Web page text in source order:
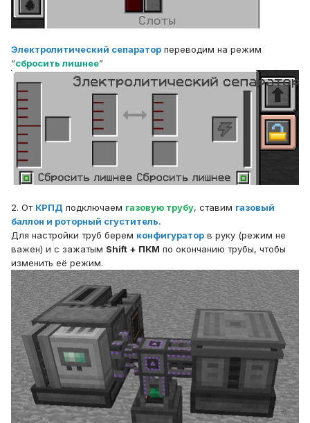
Электролитический сепаратор переводим на режим
“сбросить лишнее”
2. От КРПД подключаем газовую трубу, ставим газовый
баллон и роторный сгуститель.
Для настройки труб берем конфигуратор в руку (режим не
важен) и с зажатым Shift + ПКМ по окончанию трубы, чтобы
изменить её режим.